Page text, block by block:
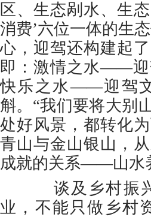
区、生态剐水、生
消费’六位一体的生
心，迎驾还构建起
即：激情之水——
快乐之水——迎驾
斛。“我们要将大别
处好风景，都转化
青山与金山银山，
成就的关系——山水
谈及乡村振兴
业，不能只做乡村